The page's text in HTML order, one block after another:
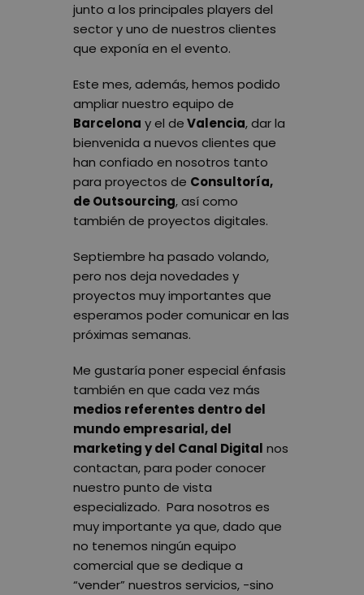
junto a los principales players del
sector y uno de nuestros clientes
que exponía en el evento.
Este mes, además, hemos podido
ampliar nuestro equipo de
Barcelona y el deValencia, dar la
bienvenida a nuevos clientes que
han confiado en nosotros tanto
para proyectos de Consultoría,
de Outsourcing, así como
también de proyectos digitales.
Septiembre ha pasado volando,
pero nos deja novedades y
proyectos muy importantes que
esperamos poder comunicar en las
próximas semanas.
Me gustaría poner especial énfasis
también en que cada vez más
medios referentes dentro del
mundo empresarial, del
marketing y del Canal Digital nos
contactan, para poder conocer
nuestro punto de vista
especializado. Para nosotros es
muy importante ya que, dado que
no tenemos ningún equipo
comercial que se dedique a
“vender” nuestros servicios, -sino